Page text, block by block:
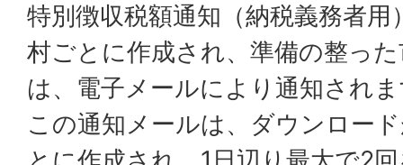
特別徴収税額通知（納税義務者
村ごとに作成され、準備の整っ
は、電子メールにより通知され
この通知メールは、ダウンロー